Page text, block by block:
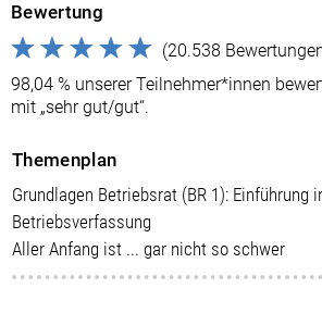
Bewertung
(20.538
98,04 % unserer Teilnehmer*innen
mit „sehr gut/gut“.
Themenplan
Grundlagen Betriebsrat (BR 1): Einführung
Betriebsverfassung
Aller Anfang ist ... gar nicht so schwer